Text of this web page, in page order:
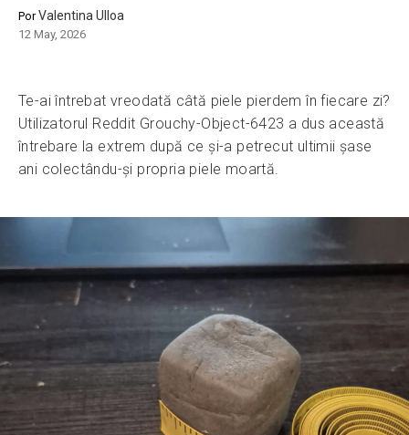
PorValentina Ulloa
12 May, 2026
Te-ai întrebat vreodată câtă piele pierdem în fiecare zi?
Utilizatorul Reddit Grouchy-Object-6423 a dus această
întrebare la extrem după ce și-a petrecut ultimii șase
ani colectându-și propria piele moartă.